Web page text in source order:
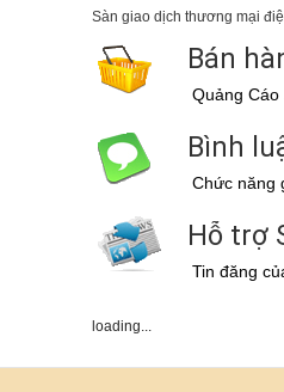
Sàn giao dịch thương mại
Bán
Quảng
Bình
Chức năng
Hỗ trợ
Tin đăng
loading...